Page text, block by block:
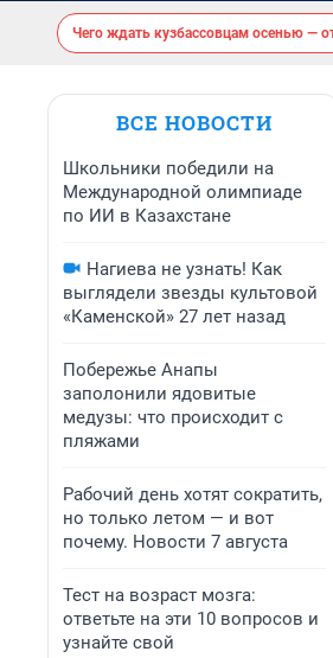
Чего ждать кузбассовцам осенью —
ВСЕ НОВОСТИ
Школьники победили на
Международной олимпиаде
по ИИ в Казахстане
Нагиева не узнать! Как
выглядели звезды культовой
«Каменской» 27 лет назад
Побережье Анапы
заполонили ядовитые
медузы: что происходит с
пляжами
Рабочий день хотят сократить,
но только летом — и вот
почему. Новости 7 августа
Тест на возраст мозга:
ответьте на эти 10 вопросов и
узнайте свой